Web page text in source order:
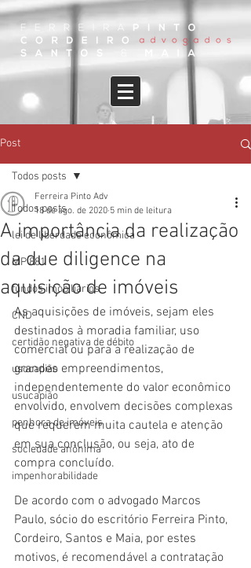
Post
Todos posts
lei de liberdade econômica
MP 881
fundos imobiliários
CND
certidão negativa de débito
usocapião
usucapião
penhora de imóveis
sociedade anônima
impenhorabilidade
Todos posts
A importância da realização
da due diligence na
aquisição de imóveis
Ferreira Pinto Adv
18 de ago. de 2020 5 min de leitura
As aquisições de imóveis, sejam eles
destinados à moradia familiar, uso
comercial ou para a realização de
grandes empreendimentos,
independentemente do valor econômico
envolvido, envolvem decisões complexas
que requerem muita cautela e atenção
em sua conclusão, ou seja, ato de
compra concluído.
De acordo com o advogado Marcos
Paulo, sócio do escritório Ferreira Pinto,
Cordeiro, Santos e Maia, por estes
motivos, é recomendável a contratação